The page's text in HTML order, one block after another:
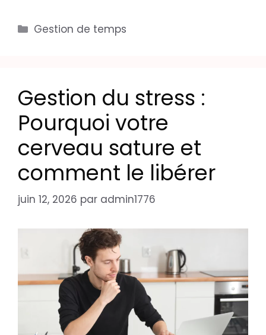
Gestion de temps
Gestion du stress :
Pourquoi votre
cerveau sature et
comment le libérer
juin 12, 2026 par admin1776